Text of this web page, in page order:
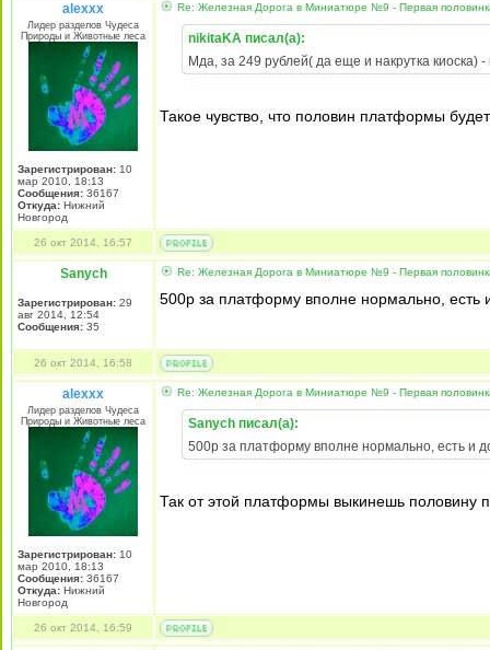
alexxx
Лидер разделов Чудеса
Природы и Животные леса
Зарегистрирован: 10
мар 2010, 18:13
Сообщения: 36167
Откуда: Нижний
Новгород
Re: Железная Дорога в Миниатюре №9 - Первая
nikitaKA писал(а):
Мда, за 249 рублей( да еще и накрутка
Такое чувство, что половин платформы
26 окт 2014, 16:57
Sanych
Зарегистрирован: 29
авг 2014, 12:54
Сообщения: 35
Re: Железная Дорога в Миниатюре №9 - Первая
500р за платформу вполне нормально, есть
26 окт 2014, 16:58
alexxx
Лидер разделов Чудеса
Природы и Животные леса
Зарегистрирован: 10
мар 2010, 18:13
Сообщения: 36167
Откуда: Нижний
Новгород
Re: Железная Дорога в Миниатюре №9 - Первая
Sanych писал(а):
500р за платформу вполне нормально, есть и
Так от этой платформы выкинешь половину
26 окт 2014, 16:59